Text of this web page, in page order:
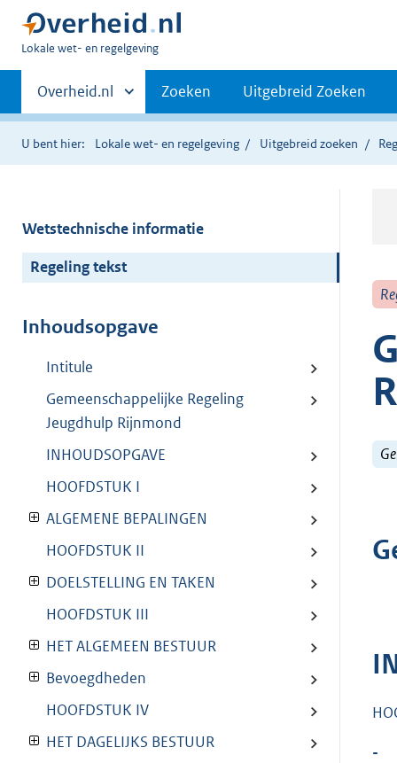
U
hier:
Lokale wet- en regelgeving
Primaire
navigatie
Andere
sites
binnen
Overheid.nl Zoeken Uitgebreid Zoeken
U bent hier: Lokale wet- en regelgeving Uitgebreid zoeken
Wetstechnische informatie
Regeling tekst
Inhoudsopgave
Intitule
Gemeenschappelijke Regeling
Jeugdhulp Rijnmond
INHOUDSOPGAVE
HOOFDSTUK I
ALGEMENE BEPALINGEN
HOOFDSTUK II
DOELSTELLING EN TAKEN
HOOFDSTUK III
HET ALGEMEEN BESTUUR
Bevoegdheden
HOOFDSTUK IV
HET DAGELIJKS BESTUUR
-